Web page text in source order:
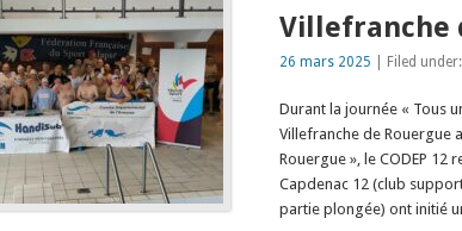
Villefranche
26 mars 2025 | Filed
Durant la journée « Tous
Villefranche de Rouergue
Rouergue », le CODEP 12
Capdenac 12 (club
partie plongée) ont initié